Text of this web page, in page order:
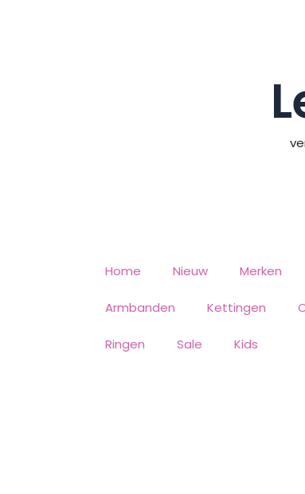
Home Nieuw Merken
Armbanden Kettingen
Ringen Sale Kids